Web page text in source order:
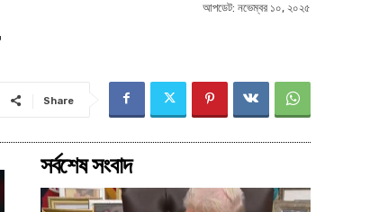
আপডেট: নভেম্বর ১০, ২০২৫
Share
সর্বশেষ সংবাদ